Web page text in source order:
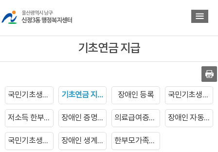
로
가
기
로
가
기
기초연금 지급
국민기초생활보장수급자 신청 기초연금 지급 장애인 등록 국민기초생활보장수급자 증명서발급
저소득 한부모가족 자녀학비지원 장애인 증명서 발급 의료급여증명서 발급 장애인 자동차 표지 발급
국민기초생활보장수급자 장제비지급 장애인 생계보조 수당지급 한부모가족복지급여 신청